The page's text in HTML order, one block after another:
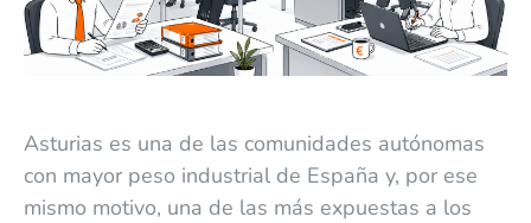
Asturias es una de las comunidades autónomas
con mayor peso industrial de España y, por ese
mismo motivo, una de las más expuestas a los